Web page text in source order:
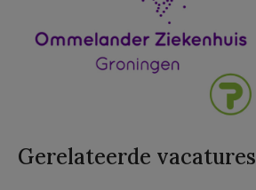
Gerelateerde vacatures